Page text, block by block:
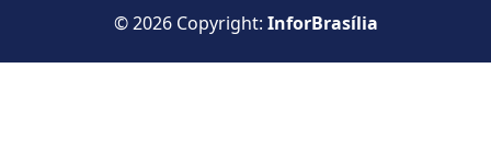
© 2026 Copyright: InforBrasília